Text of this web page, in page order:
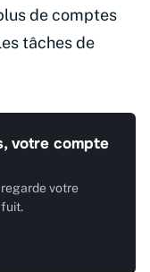
de comptes
tâches de
votre compte
votre
fuit.